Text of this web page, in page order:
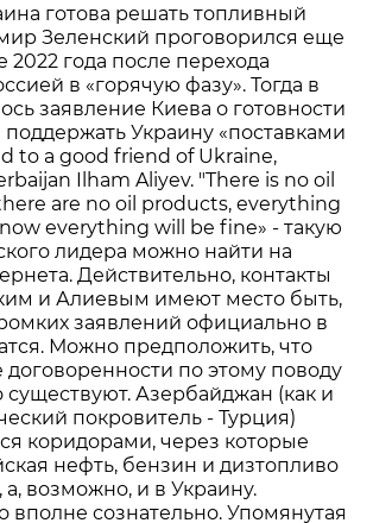
готова решать топливный
Зеленский проговорился еще
2022 года после перехода
в «горячую фазу». Тогда в
заявление Киева о готовности
Украину «поставками
to a good friend of Ukraine,
Ilham Aliyev. "There is no oil
are no oil products, everything
everything will be fine» - такую
лидера можно найти на
Действительно, контакты
и Алиевым имеют место быть,
заявлений официально в
Можно предположить, что
договоренности по этому поводу
существуют. Азербайджан (как и
покровитель - Турция)
коридорами, через которые
нефть, бензин и дизтопливо
а, возможно, и в Украину.
вполне сознательно. Упомянутая